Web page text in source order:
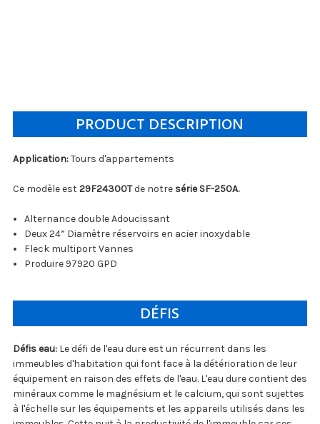
PRODUCT DESCRIPTION
Application:Tours d'appartements
Ce modèle est29F24300Tde notre série SF-250A.
Alternance double Adoucissant
Deux 24” Diamètre réservoirs en acier inoxydable
Fleck multiport Vannes
Produire 97920 GPD
DÉFIS
Défis eau:Le défi de l'eau dure est un récurrent dans les
immeubles d'habitation qui font face à la détérioration de leur
équipement en raison des effets de l'eau. L'eau dure contient des
minéraux comme le magnésium et le calcium, qui sont sujettes
à l'échelle sur les équipements et les appareils utilisés dans les